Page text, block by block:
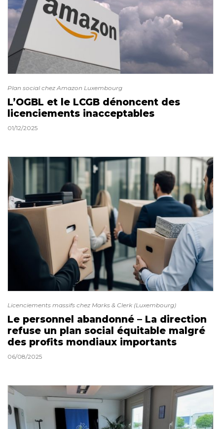
Plan social chez Amazon Luxembourg
L’OGBL et le LCGB dénoncent des
licenciements inacceptables
01/12/2025
Licenciements massifs chez Marks & Clerk (Luxembourg)
Le personnel abandonné – La direction
refuse un plan social équitable malgré
des profits mondiaux importants
06/08/2025